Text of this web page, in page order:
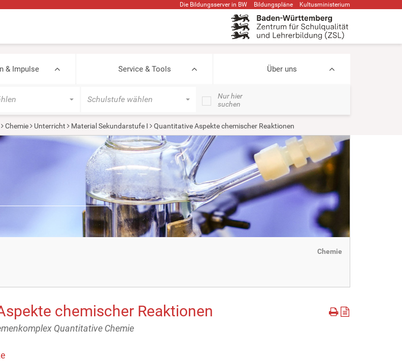
Die Bildungsserver in BW Bildungspläne Kultusministerium
& Impulse Service & Tools Über uns
Schulstufe wählen
Nur hier
suchen
Chemie Unterricht Material Sekundarstufe I Quantitative Aspekte chemischer Reaktionen
Chemie
chemischer Reaktionen
Quantitative Chemie